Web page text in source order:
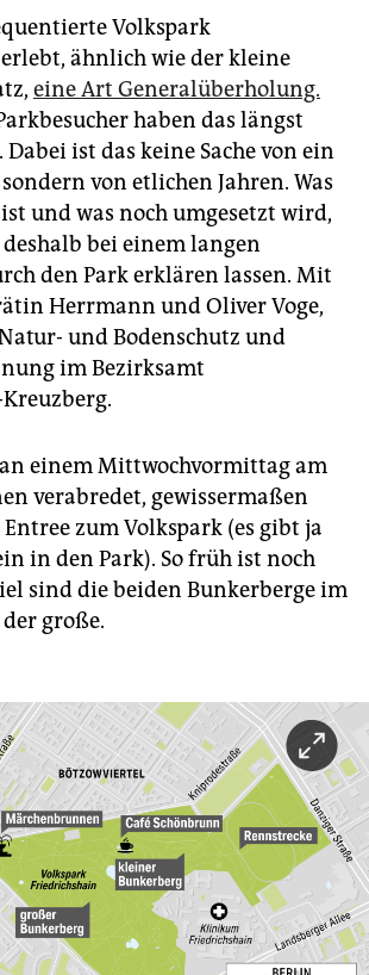
Volkspark
ähnlich wie der kleine
eine Art Generalüberholung.
haben das längst
ist das keine Sache von ein
von etlichen Jahren. Was
und was noch umgesetzt wird,
bei einem langen
den Park erklären lassen. Mit
Herrmann und Oliver Voge,
und Bodenschutz und
im Bezirksamt
einem Mittwochvormittag am
verabredet, gewissermaßen
zum Volkspark (es gibt ja
in den Park). So früh ist noch
sind die beiden Bunkerberge im
große.